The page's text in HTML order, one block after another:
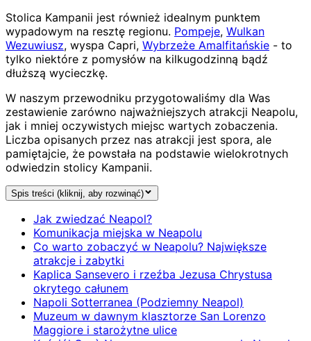
Stolica Kampanii jest również idealnym punktem
wypadowym na resztę regionu. Pompeje, Wulkan
Wezuwiusz, wyspa Capri, Wybrzeże Amalfitańskie - to
tylko niektóre z pomysłów na kilkugodzinną bądź
dłuższą wycieczkę.
W naszym przewodniku przygotowaliśmy dla Was
zestawienie zarówno najważniejszych atrakcji Neapolu,
jak i mniej oczywistych miejsc wartych zobaczenia.
Liczba opisanych przez nas atrakcji jest spora, ale
pamiętajcie, że powstała na podstawie wielokrotnych
odwiedzin stolicy Kampanii.
Spis treści (kliknij, aby rozwinąć)
Jak zwiedzać Neapol?
Komunikacja miejska w Neapolu
Co warto zobaczyć w Neapolu? Największe
atrakcje i zabytki
Kaplica Sansevero i rzeźba Jezusa Chrystusa
okrytego całunem
Napoli Sotterranea (Podziemny Neapol)
Muzeum w dawnym klasztorze San Lorenzo
Maggiore i starożytne ulice